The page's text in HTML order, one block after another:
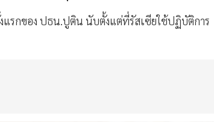
แรกของ ปธน.ปูติน นับตั้งแต่ที่รัสเซียใช้ปฏิบัติการ